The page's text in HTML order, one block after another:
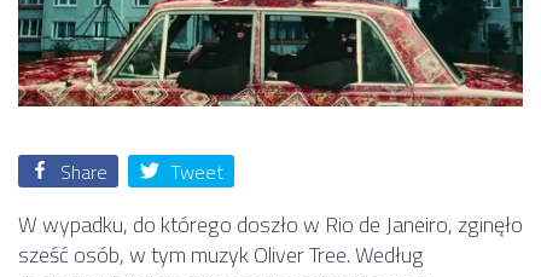
Share Tweet
W wypadku, do którego doszło w Rio de Janeiro, zginęło
sześć osób, w tym muzyk Oliver Tree. Według